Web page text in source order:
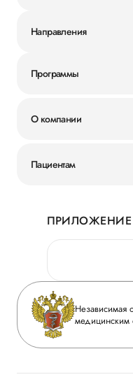
Направления
Программы
О компании
Новости
Руководство
Сотрудничество
Инвесторам
Журнал «Мать и дитя»
Вакансии
Медицинский туризм
Пациентам
Личный кабинет
Персональные данные
Горячая линия качества
Вопрос-ответ
Приложение пациента
Статьи
ПРИЛОЖЕНИЕ
Независимая
медицинским